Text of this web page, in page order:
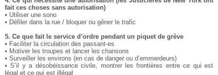
fait ces choses sans autorisation)
• Utiliser une sono
• Défiler dans la rue / bloquer ou gêner le trafic
5. Ce que fait le service d’ordre pendant un piquet de grève
• Faciliter la circulation des passant-es
• Motiver les troupes et lancer les chansons
• Surveiller les environs (en cas de danger ou d’emmerdeurs)
• S’il y a désobéissance civile, montrer les frontières entre ce qui est
légal et ce qui est illégal